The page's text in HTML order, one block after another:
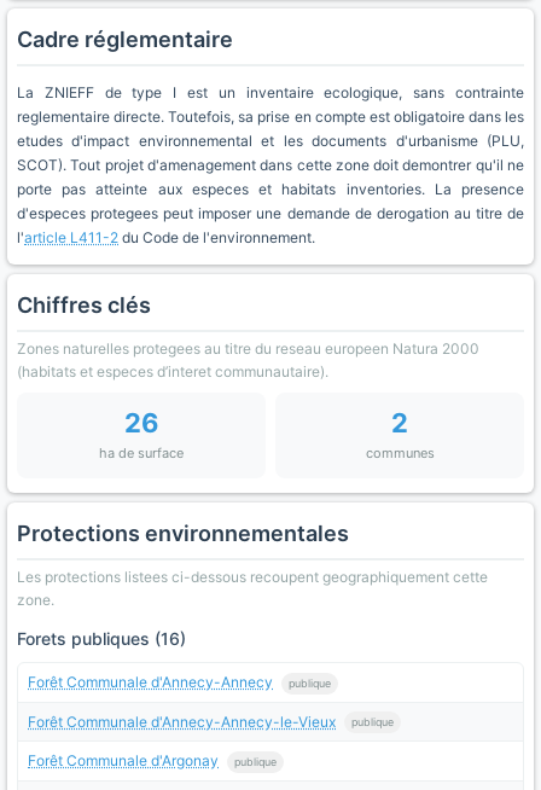
Cadre réglementaire
La ZNIEFF de type I est un inventaire ecologique, sans contrainte
reglementaire directe. Toutefois, sa prise en compte est obligatoire dans les
etudes d'impact environnemental et les documents d'urbanisme (PLU,
SCOT). Tout projet d'amenagement dans cette zone doit demontrer qu'il ne
porte pas atteinte aux especes et habitats inventories. La presence
d'especes protegees peut imposer une demande de derogation au titre de
l'article L411-2 du Code de l'environnement.
Chiffres clés
Zones naturelles protegees au titre du reseau europeen Natura 2000
(habitats et especes d’interet communautaire).
26
ha de surface
2
communes
Protections environnementales
Les protections listees ci-dessous recoupent geographiquement cette
zone.
Forets publiques (16)
Forêt Communale d'Annecy-Annecy publique
Forêt Communale d'Annecy-Annecy-le-Vieux publique
Forêt Communale d'Argonay publique